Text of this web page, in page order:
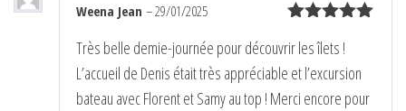
5
Weena Jean –29/01/2025
Très belle demie-journée pour découvrir les îlets !
L’accueil de Denis était très appréciable et l’excursion
bateau avec Florent et Samy au top ! Merci encore pour